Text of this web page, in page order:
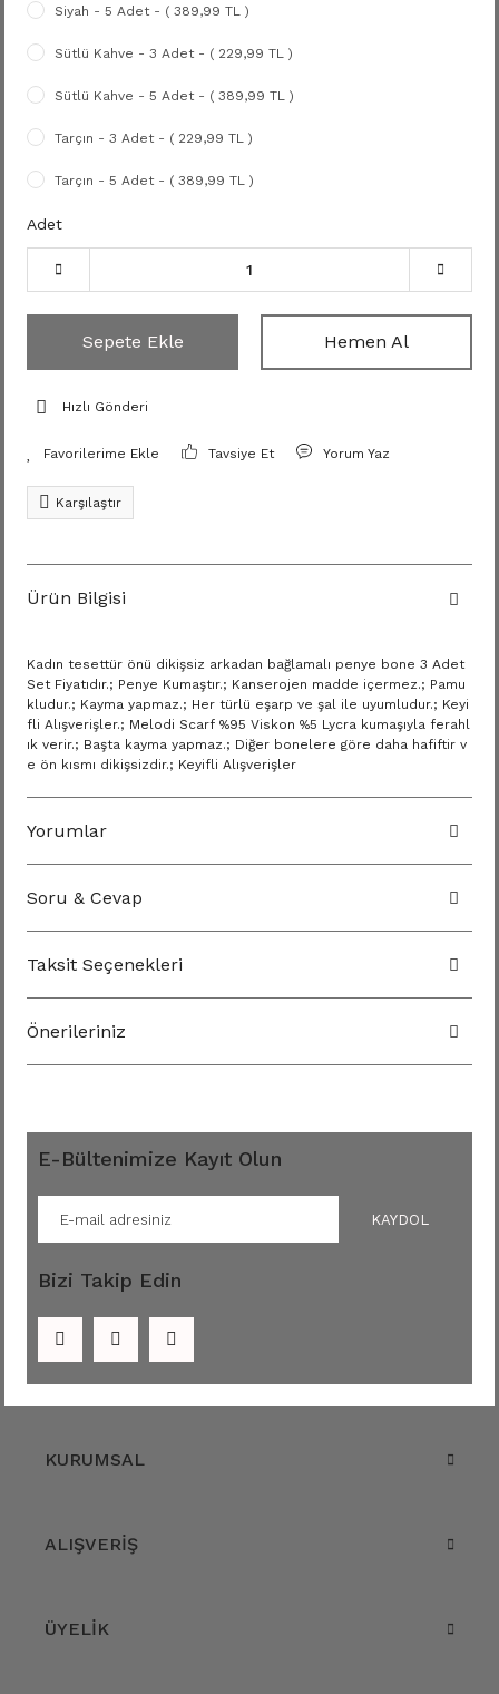
Siyah - 5 Adet - ( 389,99 TL )
Sütlü Kahve - 3 Adet - ( 229,99 TL )
Sütlü Kahve - 5 Adet - ( 389,99 TL )
Tarçın - 3 Adet - ( 229,99 TL )
Tarçın - 5 Adet - ( 389,99 TL )
Adet
Sepete Ekle Hemen Al
Hızlı Gönderi
Tavsiye Et Yorum Yaz
Karşılaştır
Ürün Bilgisi
Kadın tesettür önü dikişsiz arkadan bağlamalı penye bone 3 Adet
Set Fiyatıdır.; Penye Kumaştır.; Kanserojen madde içermez.; Pamu
kludur.; Kayma yapmaz.; Her türlü eşarp ve şal ile uyumludur.; Keyi
fli Alışverişler.; Melodi Scarf %95 Viskon %5 Lycra kumaşıyla ferahl
ık verir.; Başta kayma yapmaz.; Diğer bonelere göre daha hafiftir v
e ön kısmı dikişsizdir.; Keyifli Alışverişler
Yorumlar
Soru & Cevap
Taksit Seçenekleri
Önerileriniz
E-Bültenimize Kayıt Olun
KAYDOL
Bizi Takip Edin
KURUMSAL
ALIŞVERİŞ
ÜYELİK